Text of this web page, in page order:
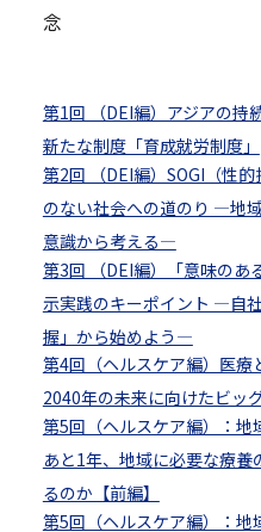
念
第1回 （DEI編）アジアの持
新たな制度「育成就労制度」
第2回 （DEI編）SOGI（性
のない社会への道のり ―地
意識から考える―
第3回 （DEI編）「意味のあ
示実践のキーポイント ―自
握」から始めよう―
第4回（ヘルスケア編）医療
2040年の未来に向けたビッ
第5回（ヘルスケア編）：地
あと1年、地域に必要な療
るのか【前編】
第5回（ヘルスケア編）：地